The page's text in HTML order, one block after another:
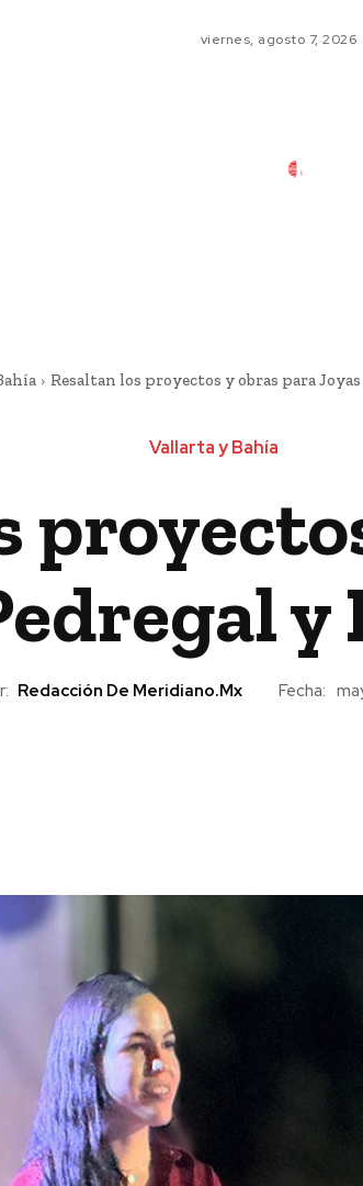
viernes, agosto 7, 2026
Resaltan los proyectos y obras para
Vallarta y Bahía
y
Redacción De Meridiano.mx Fecha: